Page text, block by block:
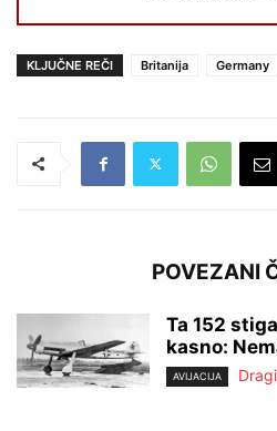
KLJUČNE REČI Britanija Germany
POVEZANI
Ta 152
kasno:
AVIJACIJA